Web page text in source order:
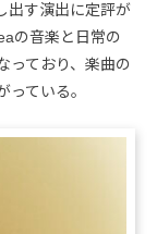
出す演出に定評が
の音楽と日常の
っており、楽曲の
ている。